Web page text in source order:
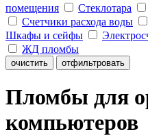
помещения
Стеклотара
Счетчики расхода воды
Шкафы и сейфы
ЖД пломбы
очистить отфильтровать
Пломбы для
компьютеров